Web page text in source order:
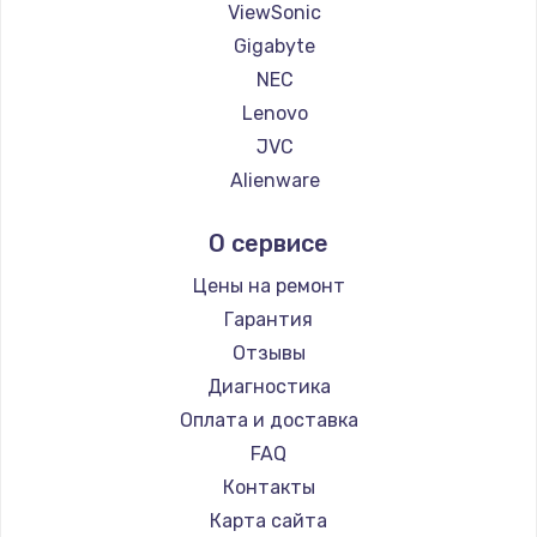
Ремонт платы усилителя
1200 руб.
Ремонт платы блока питания
Заказать
Тюнинг динамиков
4900 руб.
Заказать
Ремонт криптомодуля
1100 руб.
Заказать
ViewSonic
Gigabyte
NEC
Lenovo
JVC
Alienware
Thunderobot
Hisense
АОС
Ardor
Machenike
iru
Titan Army
iFFALCON
Dahua
О сервисе
Цены на ремонт
Гарантия
Отзывы
Диагностика
Оплата и доставка
FAQ
Контакты
Карта сайта